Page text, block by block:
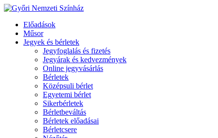
Előadások
Műsor
Jegyek és bérletek
Jegyfoglalás és fizetés
Jegyárak és kedvezmények
Online jegyvásárlás
Bérletek
Középsuli bérlet
Egyetemi bérlet
Sikerbérletek
Bérletbeváltás
Bérletek előadásai
Bérletcsere